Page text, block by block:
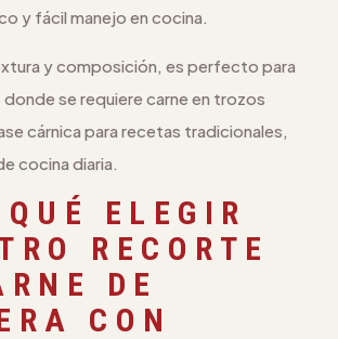
y fácil manejo en cocina.
y composición, es perfecto para
se requiere carne en trozos
cárnica para recetas tradicionales,
cocina diaria.
ELEGIR
RECORTE
DE
CON